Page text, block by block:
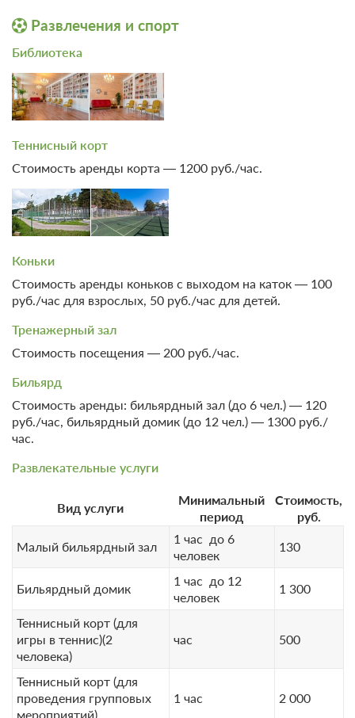
Люкс №3, №5 — студия (корпус №2)
Одна двуспальная кровать
Ванная комната в номере
В стоимость входит:
5 660
Оздоровительная программа
Подробнее
В стоимость входит:
ЗА НОЧЬ ДЛЯ 1 ГОСТЯ
Развлечения и спорт
Библиотека
Теннисный корт
Стоимость аренды корта — 1200 руб./час.
Коньки
Стоимость аренды коньков с выходом на каток — 100
руб./час для взрослых, 50 руб./час для детей.
Тренажерный зал
Стоимость посещения — 200 руб./час.
Бильярд
Стоимость аренды: бильярдный зал (до 6 чел.) — 120
руб./час, бильярдный домик (до 12 чел.) — 1300 руб./
час.
Развлекательные услуги
Вид услуги
Минимальный
период
Стоимость,
руб.
Малый бильярдный зал
1 час до 6
человек
130
Бильярдный домик
1 час до 12
человек
1 300
Теннисный корт (для
игры в теннис)(2
человека)
час 500
Теннисный корт (для
проведения групповых
мероприятий)
1 час 2 000